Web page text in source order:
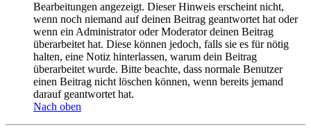
Bearbeitungen angezeigt. Dieser Hinweis erscheint nicht,
wenn noch niemand auf deinen Beitrag geantwortet hat oder
wenn ein Administrator oder Moderator deinen Beitrag
überarbeitet hat. Diese können jedoch, falls sie es für nötig
halten, eine Notiz hinterlassen, warum dein Beitrag
überarbeitet wurde. Bitte beachte, dass normale Benutzer
einen Beitrag nicht löschen können, wenn bereits jemand
darauf geantwortet hat.
Nach oben